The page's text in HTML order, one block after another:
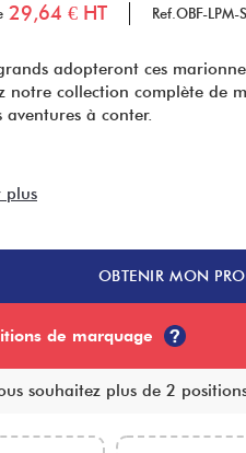
29,64 € HT Ref. OBF-LPM-
adopteront ces
notre collection complète de
aventures à conter.
plus
OBTENIR MON
de marquage
souhaitez plus de 2